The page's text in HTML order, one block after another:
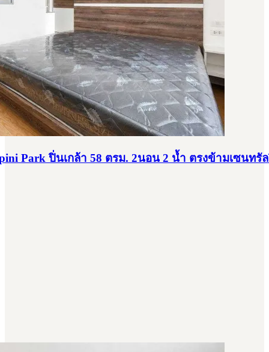
Park ปิ่นเกล้า 58 ตรม. 2นอน 2 น้ำ ตรงข้ามเซนทรั